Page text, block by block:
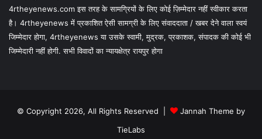
4rtheyenews.com इस तरह के सामग्रियों के लिए कोई ज़िम्मेदार नहीं स्वीकार करता
है। 4rtheyenews में प्रकाशित ऐसी सामग्री के लिए संवाददाता / खबर देने वाला स्वयं
जिम्मेदार होगा, 4rtheyenews या उसके स्वामी, मुद्रक, प्रकाशक, संपादक की कोई भी
जिम्मेदारी नहीं होगी. सभी विवादों का न्यायक्षेत्र रायपुर होगा
© Copyright 2026, All Rights Reserved |
Jannah Theme by
TieLabs